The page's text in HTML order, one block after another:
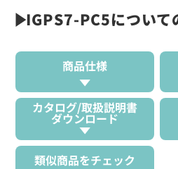
IGPS7-PC5について
商品仕様
カタログ/取扱説明書
ダウンロード
類似商品をチェック